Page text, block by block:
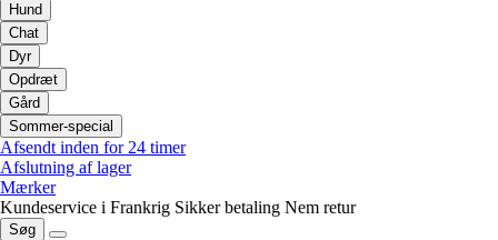
Hund
Chat
Dyr
Opdræt
Gård
Sommer-special
Afsendt inden for 24 timer
Afslutning af lager
Mærker
Kundeservice i Frankrig Sikker betaling Nem retur
Søg